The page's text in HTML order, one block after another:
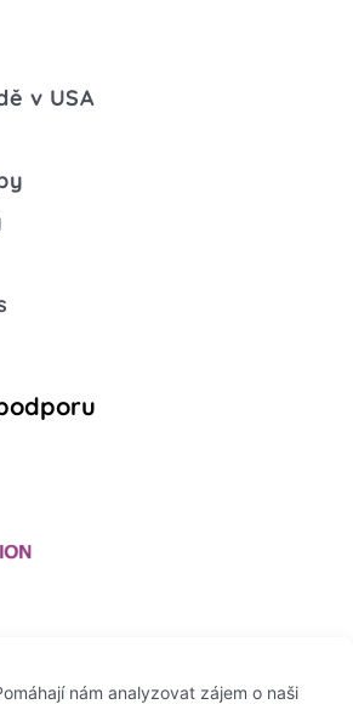
nám analyzovat zájem o naši
v USA
se vědce provozuje: